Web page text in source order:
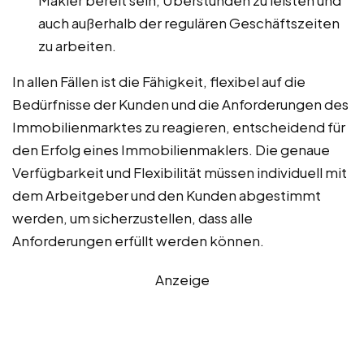
auch außerhalb der regulären Geschäftszeiten
zu arbeiten.
In allen Fällen ist die Fähigkeit, flexibel auf die
Bedürfnisse der Kunden und die Anforderungen des
Immobilienmarktes zu reagieren, entscheidend für
den Erfolg eines Immobilienmaklers. Die genaue
Verfügbarkeit und Flexibilität müssen individuell mit
dem Arbeitgeber und den Kunden abgestimmt
werden, um sicherzustellen, dass alle
Anforderungen erfüllt werden können.
Anzeige